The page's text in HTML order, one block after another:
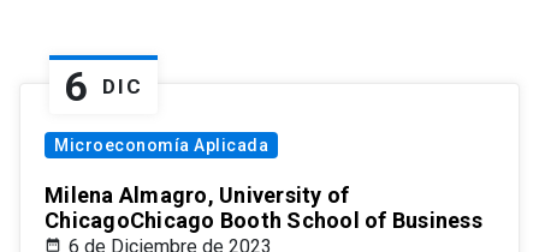
6 DIC
Microeconomía Aplicada
Milena Almagro, University of
ChicagoChicago Booth School of Business
6 de Diciembre de 2023